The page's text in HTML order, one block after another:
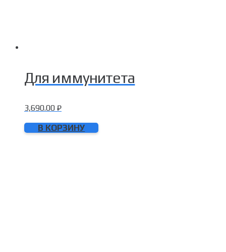
Для иммунитета
3,690.00 ₽
В КОРЗИНУ